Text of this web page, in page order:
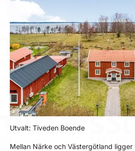
Utvalt: Tiveden Boende
Mellan Närke och Västergötland